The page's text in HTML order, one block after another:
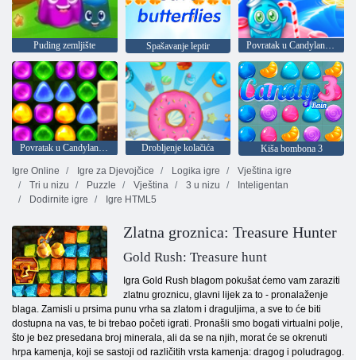
Puding zemljište Spašavanje leptir Povratak u Candyland Sweet River
Povratak u Candyland 4: Vrt Lollipop Drobljenje kolačića
Kiša bombona 3
Igre Online
Igre za Djevojčice Logika igre
Vještina igre
Tri u nizu
Puzzle Vještina 3 u nizu
Inteligentan
Dodirnite igre
Igre HTML5
Zlatna groznica: Treasure Hunter
Gold Rush: Treasure hunt
Igra Gold Rush blagom pokušat ćemo vam zaraziti
zlatnu groznicu, glavni lijek za to - pronalaženje
blaga. Zamisli u prsima punu vrha sa zlatom i draguljima, a sve to će biti
dostupna na vas, te bi trebao početi igrati. Pronašli smo bogati virtualni polje,
što je bez presedana broj minerala, ali da se na njih, morat će se okrenuti
hrpa kamenja, koji se sastoji od različitih vrsta kamenja: dragog i poludragog.